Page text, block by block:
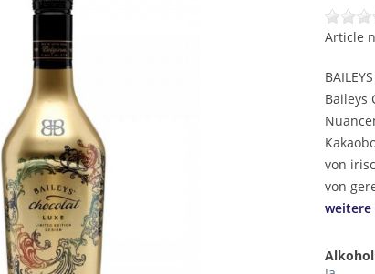
Article
Baileys
von
von
weitere